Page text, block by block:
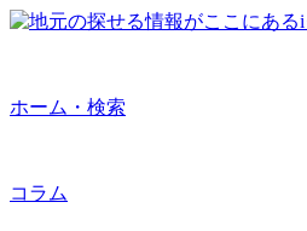
ホーム・検索
コラム